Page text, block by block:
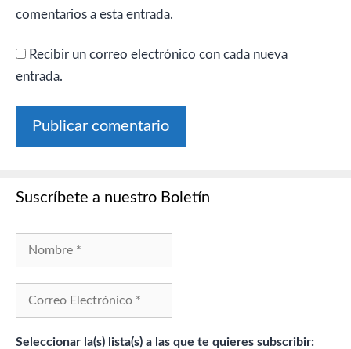
comentarios a esta entrada.
Recibir un correo electrónico con cada nueva
entrada.
Suscríbete a nuestro Boletín
Seleccionar la(s) lista(s) a las que te quieres subscribir: